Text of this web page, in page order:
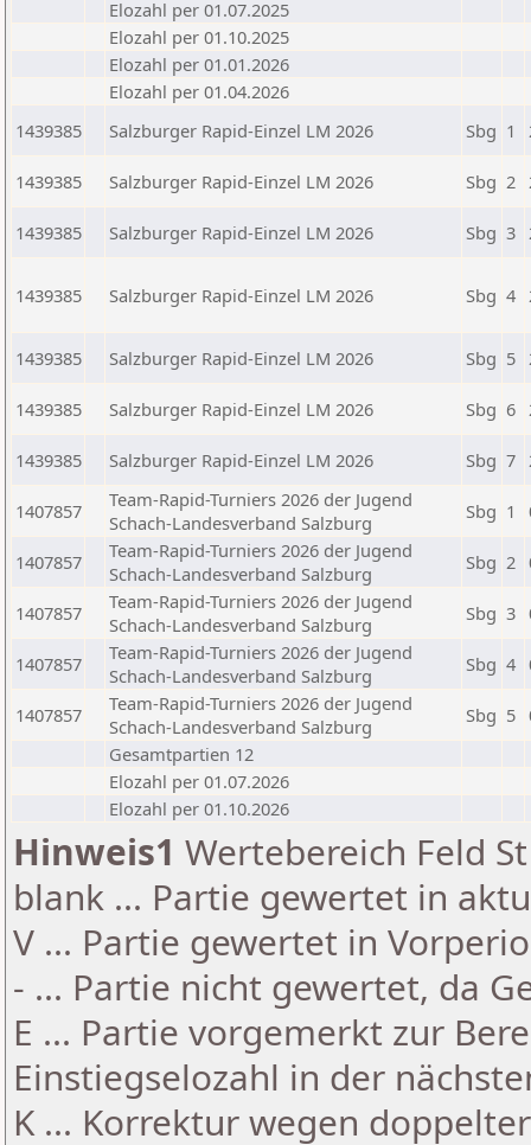
Elozahl per 01.07.2025
Elozahl per 01.10.2025
Elozahl per 01.01.2026
Elozahl per 01.04.2026
1439385
Salzburger Rapid-Einzel LM 2026 Sbg 1
1439385 Salzburger Rapid-Einzel LM 2026 Sbg 2
1439385 Salzburger Rapid-Einzel LM 2026 Sbg 3
1439385 Salzburger Rapid-Einzel LM 2026 Sbg 4
1439385 Salzburger Rapid-Einzel LM 2026 Sbg 5
1439385 Salzburger Rapid-Einzel LM 2026 Sbg 6
1439385 Salzburger Rapid-Einzel LM 2026 Sbg 7
1407857
Team-Rapid-Turniers 2026 der Jugend
Schach-Landesverband Salzburg
Sbg 1
1407857
Team-Rapid-Turniers 2026 der Jugend
Schach-Landesverband Salzburg
Sbg 2
1407857
Team-Rapid-Turniers 2026 der Jugend
Schach-Landesverband Salzburg
Sbg 3
1407857
Team-Rapid-Turniers 2026 der Jugend
Schach-Landesverband Salzburg
Sbg 4
1407857
Team-Rapid-Turniers 2026 der Jugend
Schach-Landesverband Salzburg
Sbg 5
Gesamtpartien 12
Elozahl per 01.07.2026
Elozahl per 01.10.2026
Hinweis1 Wertebereich Feld
blank ... Partie gewertet in
V ... Partie gewertet in
- ... Partie nicht gewertet, da
E ... Partie vorgemerkt zur
Einstiegselozahl in der
K ... Korrektur wegen